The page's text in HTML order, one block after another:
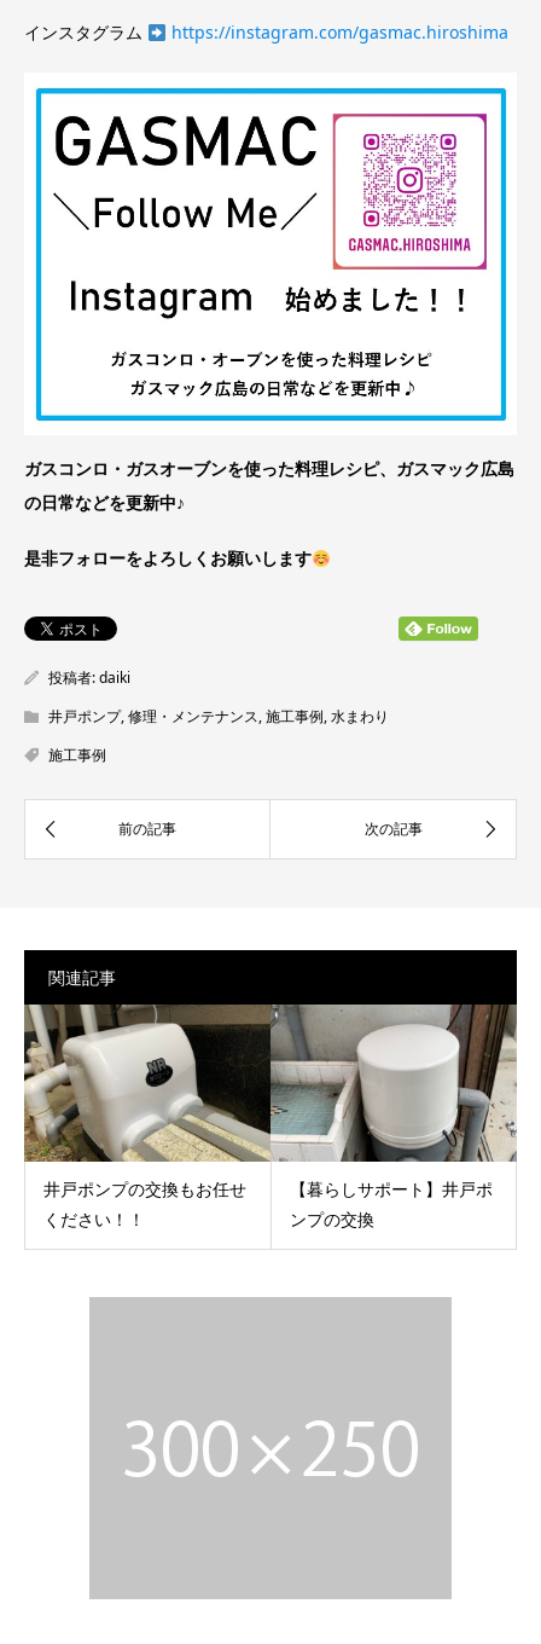
インスタグラム https://instagram.com/gasmac.hiroshima
ガスコンロ・ガスオーブンを使った料理レシピ、ガスマック広島
の日常などを更新中♪
是非フォローをよろしくお願いします
投稿者:daiki
井戸ポンプ,修理・メンテナンス,施工事例,水まわり
施工事例
関連記事
井戸ポンプの交換もお任せ
ください！！
【暮らしサポート】井戸ポ
ンプの交換